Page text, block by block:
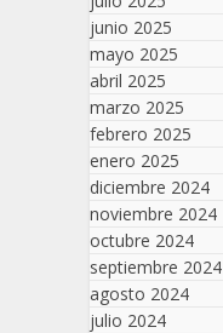
junio 2025
mayo 2025
abril 2025
marzo 2025
febrero 2025
enero 2025
diciembre 2024
noviembre 2024
octubre 2024
septiembre 2024
agosto 2024
julio 2024